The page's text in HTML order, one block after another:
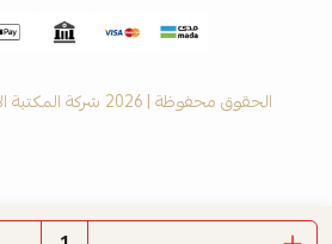
الحقوق محفوظة | 2026 شركة المكتبة